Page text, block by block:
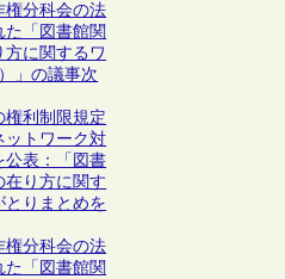
権分科会の法
た「図書館関
に関するワ
」の議事次
権利制限規定
ットワーク対
公表：「図書
在り方に関す
とりまとめを
権分科会の法
た「図書館関